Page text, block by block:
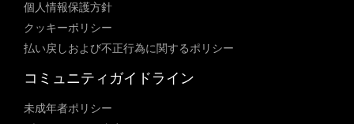
個人情報保護方針
クッキーポリシー
払い戻しおよび不正行為に関するポリシー
コミュニティガイドライン
未成年者ポリシー